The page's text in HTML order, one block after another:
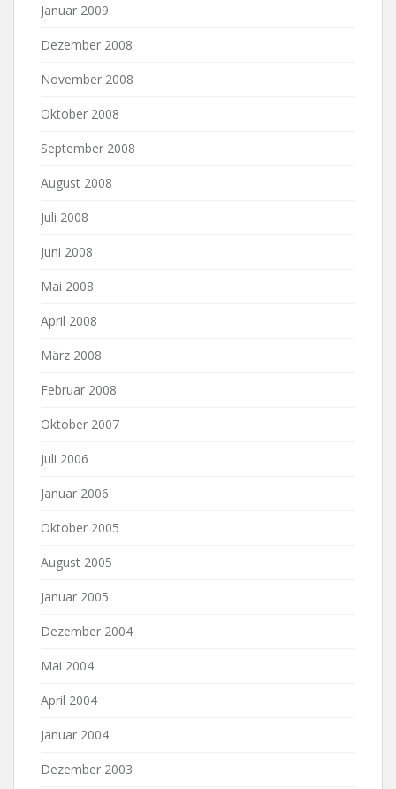
Januar 2009
Dezember 2008
November 2008
Oktober 2008
September 2008
August 2008
Juli 2008
Juni 2008
Mai 2008
April 2008
März 2008
Februar 2008
Oktober 2007
Juli 2006
Januar 2006
Oktober 2005
August 2005
Januar 2005
Dezember 2004
Mai 2004
April 2004
Januar 2004
Dezember 2003